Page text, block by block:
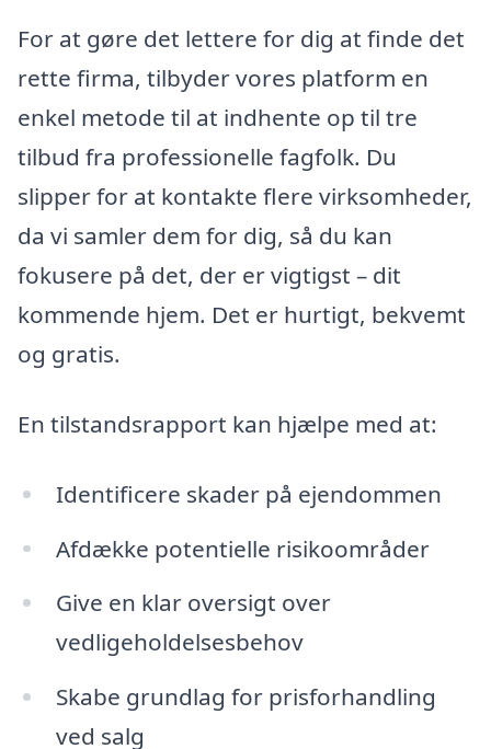
For at gøre det lettere for dig at finde det
rette firma, tilbyder vores platform en
enkel metode til at indhente op til tre
tilbud fra professionelle fagfolk. Du
slipper for at kontakte flere virksomheder,
da vi samler dem for dig, så du kan
fokusere på det, der er vigtigst – dit
kommende hjem. Det er hurtigt, bekvemt
og gratis.
En tilstandsrapport kan hjælpe med at:
Identificere skader på ejendommen
Afdække potentielle risikoområder
Give en klar oversigt over
vedligeholdelsesbehov
Skabe grundlag for prisforhandling
ved salg